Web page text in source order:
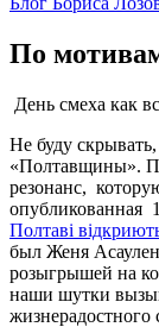
По
День смеха как
Не буду
«Полтавщины».
резонанс,
опубликованная
Полтаві
был Женя
розыгрышей на
наши шутки
жизнерадостного